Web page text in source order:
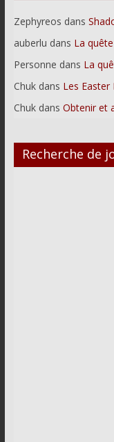
Zephyreos dans
auberlu dans La
Personne dans La
Chukdans Les Easter
Chukdans Obtenir et
Recherche de